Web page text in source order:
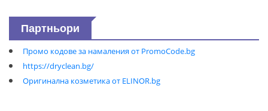
Партньори
Промо кодове за намаления от PromoCode.bg
https://dryclean.bg/
Оригинална козметика от ELINOR.bg